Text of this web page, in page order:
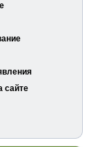
сайте